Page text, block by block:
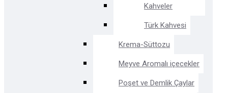
Kahveler
Türk Kahvesi
Krema-Süttozu
Meyve Aromalı içecekler
Poşet ve Demlik Çaylar